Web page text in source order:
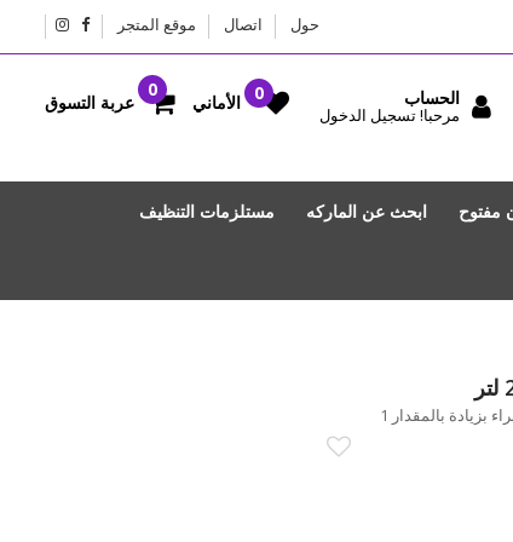
حول اتصال موقع المتجر
مفتوح ابحث عن الماركه مستلزمات التنظيف
الحساب
مرحبا! تسجيل الدخول
الأماني عربة التسوق